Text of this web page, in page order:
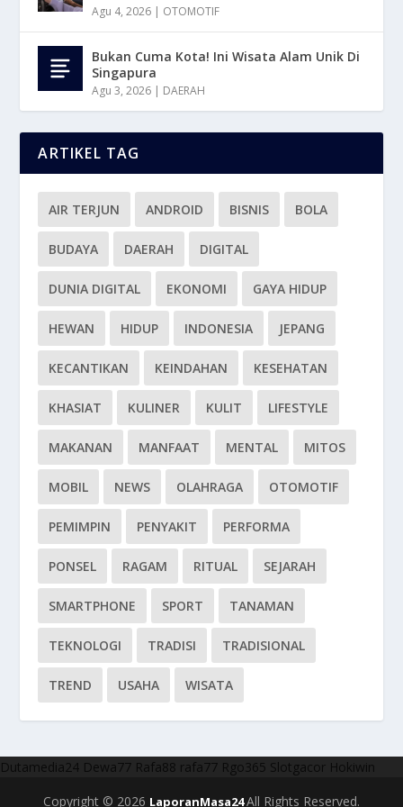
Agu 4, 2026 | OTOMOTIF
Bukan Cuma Kota! Ini Wisata Alam Unik Di
Singapura
Agu 3, 2026 | DAERAH
ARTIKEL TAG
AIR TERJUN ANDROID BISNIS BOLA
BUDAYA DAERAH DIGITAL
DUNIA DIGITAL EKONOMI GAYA HIDUP
HEWAN HIDUP INDONESIA JEPANG
KECANTIKAN KEINDAHAN KESEHATAN
KHASIAT KULINER KULIT LIFESTYLE
MAKANAN MANFAAT MENTAL MITOS
MOBIL NEWS OLAHRAGA OTOMOTIF
PEMIMPIN PENYAKIT PERFORMA
PONSEL RAGAM RITUAL SEJARAH
SMARTPHONE SPORT TANAMAN
TEKNOLOGI TRADISI TRADISIONAL
TREND USAHA WISATA
Dutamedia24 Dewa77 Rafa88 rafa77 Rgo365 Slotgacor Hokiwin
Copyright © 2026 LaporanMasa24All Rights Reserved.